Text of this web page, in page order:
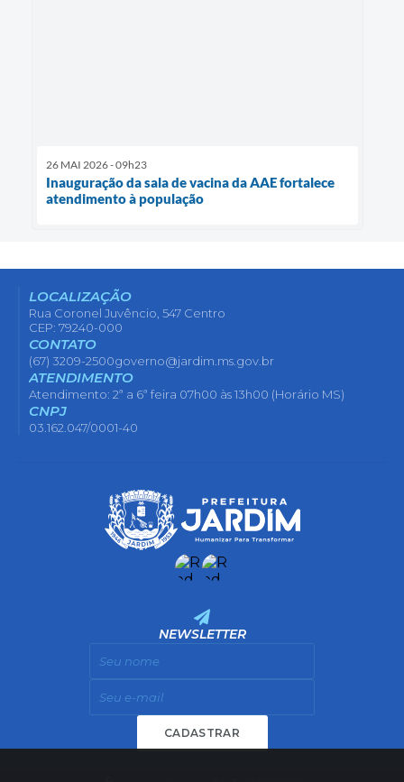
26 MAI 2026 - 09h23
Inauguração da sala de vacina da AAE fortalece
atendimento à população
LOCALIZAÇÃO
Rua Coronel Juvêncio, 547 Centro
CEP: 79240-000
CONTATO
(67) 3209-2500governo@jardim.ms.gov.br
ATENDIMENTO
Atendimento: 2ª a 6ª feira 07h00 às 13h00 (Horário MS)
CNPJ
03.162.047/0001-40
NEWSLETTER
CADASTRAR